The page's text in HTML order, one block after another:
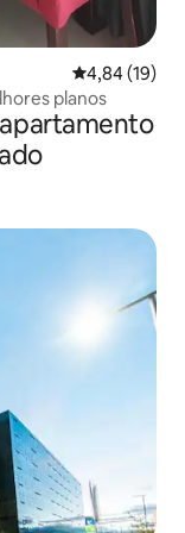
4,84 de uma
4,84 (19)
planos